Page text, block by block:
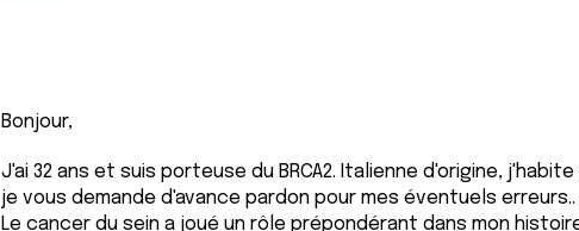
Bonjour,
J'ai 32 ans et suis porteuse du BRCA2. Italienne d'origine,
je vous demande d'avance pardon pour mes éventuels erreurs..
Le cancer du sein a joué un rôle prépondérant dans mon